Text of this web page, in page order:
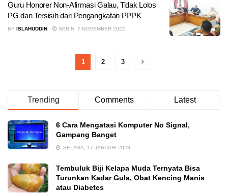
Guru Honorer Non-Afirmasi Galau, Tidak Lolos
PG dan Tersisih dari Pengangkatan PPPK
BY ISLAHUDDIN SENIN, 7 NOVEMBER 2022
1 2 3
Trending Comments Latest
6 Cara Mengatasi Komputer No Signal,
Gampang Banget
SELASA, 17 JANUARI 2023
Tembuluk Biji Kelapa Muda Ternyata Bisa
Turunkan Kadar Gula, Obat Kencing Manis
atau Diabetes